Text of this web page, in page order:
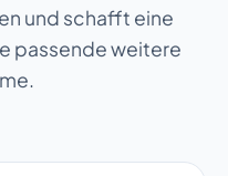
und schafft eine
passende weitere